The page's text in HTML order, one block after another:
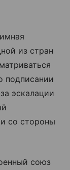
из стран
подписании
эскалации
со стороны
союз